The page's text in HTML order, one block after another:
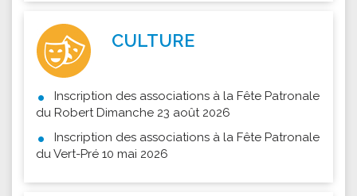
CULTURE
Inscription des associations à la Fête Patronale
du Robert Dimanche 23 août 2026
Inscription des associations à la Fête Patronale
du Vert-Pré 10 mai 2026